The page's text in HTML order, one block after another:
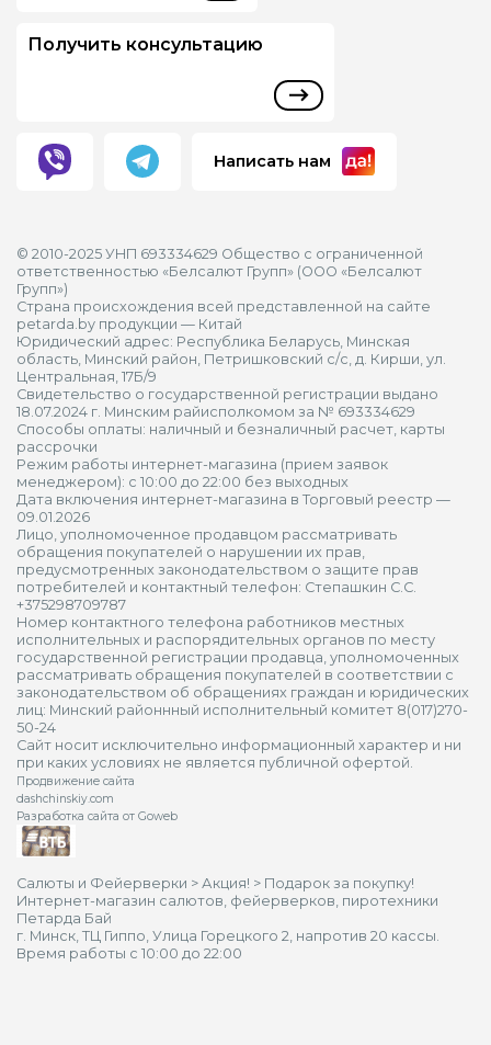
Получить консультацию
Написать нам
© 2010-2025 УНП 693334629 Общество с ограниченной
ответственностью «Белсалют Групп» (ООО «Белсалют
Групп»)
Страна происхождения всей представленной на сайте
petarda.by продукции — Китай
Юридический адрес: Республика Беларусь, Минская
область, Минский район, Петришковский с/с, д. Кирши, ул.
Центральная, 17Б/9
Свидетельство о государственной регистрации выдано
18.07.2024 г. Минским райисполкомом за № 693334629
Способы оплаты: наличный и безналичный расчет, карты
рассрочки
Режим работы интернет-магазина (прием заявок
менеджером): с 10:00 до 22:00 без выходных
Дата включения интернет-магазина в Торговый реестр —
09.01.2026
Лицо, уполномоченное продавцом рассматривать
обращения покупателей о нарушении их прав,
предусмотренных законодательством о защите прав
потребителей и контактный телефон: Степашкин С.С.
+375298709787
Номер контактного телефона работников местных
исполнительных и распорядительных органов по месту
государственной регистрации продавца, уполномоченных
рассматривать обращения покупателей в соответствии с
законодательством об обращениях граждан и юридических
лиц: Минский районнный исполнительный комитет 8(017)270-
50-24
Сайт носит исключительно информационный характер и ни
при каких условиях не является публичной офертой.
Продвижение сайта
dashchinskiy.com
Разработка сайта от Goweb
Салюты и Фейерверки > Акция! > Подарок за покупку!
Интернет-магазин салютов, фейерверков, пиротехники
Петарда Бай
г. Минск, ТЦ Гиппо, Улица Горецкого 2, напротив 20 кассы.
Время работы с 10:00 до 22:00